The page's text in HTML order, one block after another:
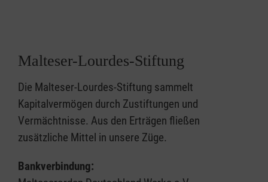
Malteser-Lourdes-Stiftung
Die Malteser-Lourdes-Stiftung sammelt
Kapitalvermögen durch Zustiftungen und
Vermächtnisse. Aus den Erträgen fließen
zusätzliche Mittel in unsere Züge.
Bankverbindung: